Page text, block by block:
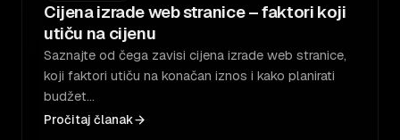
Cijena izrade web stranice – faktori koji
utiču na cijenu
Saznajte od čega zavisi cijena izrade web stranice,
koji faktori utiču na konačan iznos i kako planirati
budžet…
Pročitaj članak